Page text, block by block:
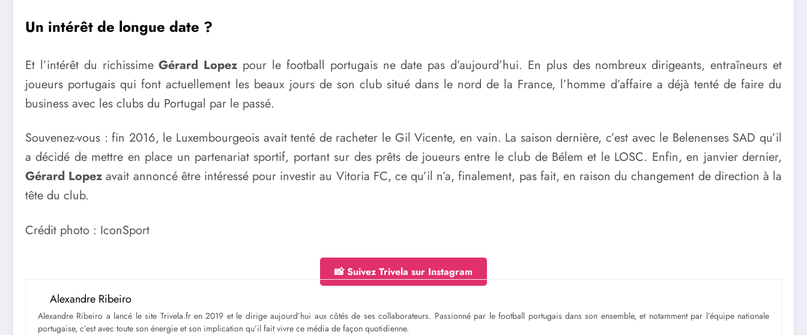
Un intérêt de longue date ?
Et l’intérêt du richissimeGérard Lopez pour le football portugais ne date pas d’aujourd’hui. En plus des nombreux dirigeants, entraîneurs et
joueurs portugais qui font actuellement les beaux jours de son club situé dans le nord de la France, l’homme d’affaire a déjà tenté de faire du
business avec les clubs du Portugal par le passé.
Souvenez-vous : fin 2016, le Luxembourgeois avait tenté de racheter le Gil Vicente, en vain. La saison dernière, c’est avec le Belenenses SAD qu’il
a décidé de mettre en place un partenariat sportif, portant sur des prêts de joueurs entre le club de Bélem et le LOSC. Enfin, en janvier dernier,
Gérard Lopez avait annoncé être intéressé pour investir au Vitoria FC, ce qu’il n’a, finalement, pas fait, en raison du changement de direction à la
tête du club.
Crédit photo : IconSport
📸 Suivez Trivela sur Instagram
Alexandre Ribeiro
Alexandre Ribeiro a lancé le site Trivela.fr en 2019 et le dirige aujourd’hui aux côtés de ses collaborateurs. Passionné par le football portugais dans son ensemble, et notamment par l’équipe nationale
portugaise, c’est avec toute son énergie et son implication qu’il fait vivre ce média de façon quotidienne.